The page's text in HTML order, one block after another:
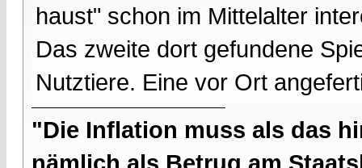
haust" schon im Mittelalter
Das zweite dort gefundene
Nutztiere. Eine vor Ort
"Die Inflation muss als das